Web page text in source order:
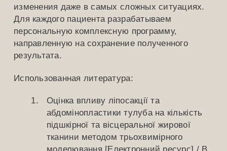
изменения даже в самых сложных ситуациях.
Для каждого пациента разрабатываем
персональную комплексную программу,
направленную на сохранение полученного
результата.
Использованная литература:
Оцінка впливу ліпосакції та
абдомінопластики тулуба на кількість
підшкірної та вісцеральної жирової
тканини методом трьохвимірного